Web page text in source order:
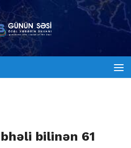
bilinən 61